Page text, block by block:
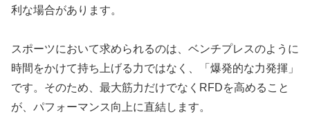
利な場合があります。
スポーツにおいて求められるのは、ベンチプレスのように
時間をかけて持ち上げる力ではなく、「爆発的な力発揮」
です。そのため、最大筋力だけでなくRFDを高めること
が、パフォーマンス向上に直結します。